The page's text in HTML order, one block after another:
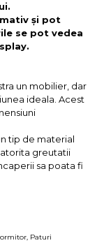
și pot
se pot vedea
un mobilier, dar
ideala. Acest
tip de material
greutatii
sa poata fi
, Paturi